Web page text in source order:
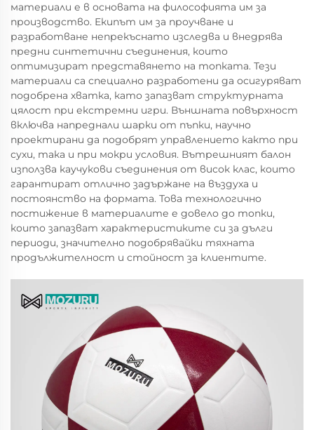
материали е в основата на философията им за
производство. Екипът им за проучване и
разработване непрекъснато изследва и внедрява
предни синтетични съединения, които
оптимизират представянето на топката. Тези
материали са специално разработени да осигуряват
подобрена хватка, като запазват структурната
цялост при екстремни игри. Външната повърхност
включва напреднали шарки от пъпки, научно
проектирани да подобрят управлението както при
сухи, така и при мокри условия. Вътрешният балон
използва каучукови съединения от висок клас, които
гарантират отлично задържане на въздуха и
постоянство на формата. Това технологично
постижение в материалите е довело до топки,
които запазват характеристиките си за дълги
периоди, значително подобрявайки тяхната
продължителност и стойност за клиентите.